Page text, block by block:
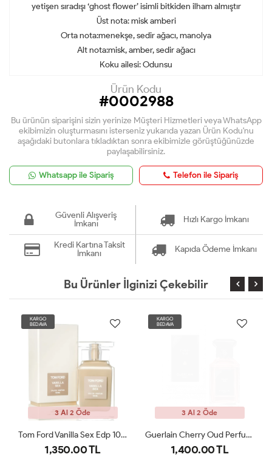
yetişen sıradışı ‘ghost flower’ isimli bitkiden ilham almıştır
Üst nota: misk amberi
Orta nota:menekşe, sedir ağacı, manolya
Alt nota:misk, amber, sedir ağacı
Koku ailesi: Odunsu
Ürün Kodu
#0002988
Bu ürünün siparişini sizin yerinize Müşteri Hizmetleri veya WhatsApp
ekibimizin oluşturmasını isterseniz yukarıda yazan Ürün Kodu'nu
aşağıdaki butonlara tıkladıktan sonra ekibimizle görüştüğünüzde
paylaşabilirsiniz.
Whatsapp ile Sipariş Telefon ile Sipariş
Güvenli Alışveriş
İmkanı
Hızlı Kargo İmkanı
Kredi Kartına Taksit
İmkanı
Kapıda Ödeme İmkanı
Bu Ürünler İlginizi Çekebilir
KARGO
BEDAVA
3 Al 2 Öde
Tom Ford Vanilla Sex Edp 100 Ml Unisex Parfüm
1,350.00 TL
KARGO
BEDAVA
3 Al 2 Öde
Guerlain Cherry Oud Perfume Edp 100 ML Unisex Parfüm ARC
1,400.00 TL